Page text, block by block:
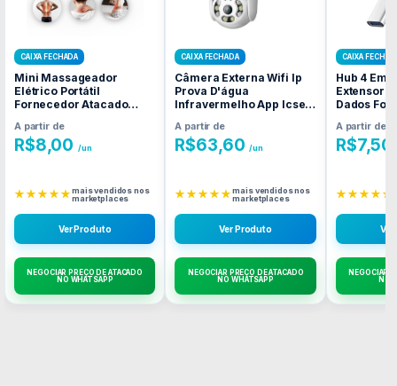
CAIXA FECHADA
Mini Massageador
Elétrico Portátil
Fornecedor Atacado
A partir de
R$8,00 /un
★★★★★mais vendidos nos
marketplaces
Ver Produto
NEGOCIAR PREÇO DE ATACADO
NO WHATSAPP
CAIXA FECHADA
Câmera Externa Wifi Ip
Prova D'água
Infravermelho App Icsee
Caixa Fechada
A partir de
R$63,60 /un
★★★★★mais vendidos nos
marketplaces
Ver Produto
NEGOCIAR PREÇO DE ATACADO
NO WHATSAPP
CAIXA
Hub 4 Em
Extensor
Dados
A partir de
R$7,50
★★★★★
NEGOCIAR
NO